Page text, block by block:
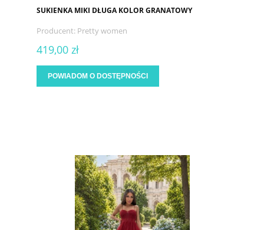
SUKIENKA MIKI DŁUGA KOLOR GRANATOWY
Producent: Pretty women
419,00 zł
POWIADOM O DOSTĘPNOŚCI